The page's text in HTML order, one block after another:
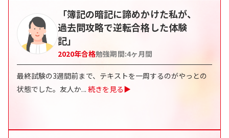
「簿記の暗記に諦めかけた私が、
過去問攻略で逆転合格した体験
記」
2020年合格勉強期間:4ヶ月間
最終試験の3週間前まで、テキストを一周するのがやっとの
状態でした。友人か... 続きを見る▶